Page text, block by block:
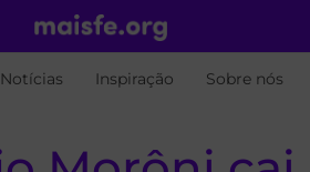
Notícias Inspiração Sobre nós